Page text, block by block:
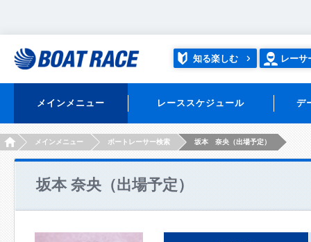
知る楽しむ レーサ
メインメニュー レーススケジュール デ
HOMEメインメニュー ボートレーサー検索 坂本 奈央（出場予定）
坂本 奈央（出場予定）